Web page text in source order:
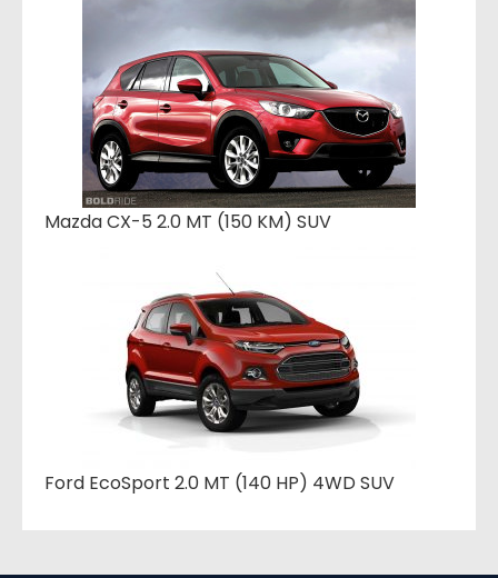
Mazda CX-5 2.0 MT (150 KM) SUV
Ford EcoSport 2.0 MT (140 HP) 4WD SUV